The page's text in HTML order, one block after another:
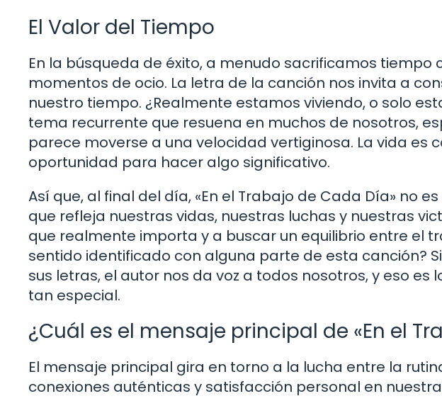
El Valor del Tiempo
En la búsqueda de éxito, a menudo sacrificamos tiempo
momentos de ocio. La letra de la canción nos invita a
nuestro tiempo. ¿Realmente estamos viviendo, o solo
tema recurrente que resuena en muchos de nosotros,
parece moverse a una velocidad vertiginosa. La vida es
oportunidad para hacer algo significativo.
Así que, al final del día, «En el Trabajo de Cada Día» no
que refleja nuestras vidas, nuestras luchas y nuestras
que realmente importa y a buscar un equilibrio entre el
sentido identificado con alguna parte de esta canción?
sus letras, el autor nos da voz a todos nosotros, y eso es
tan especial.
¿Cuál es el mensaje principal de «En el
El mensaje principal gira en torno a la lucha entre la
conexiones auténticas y satisfacción personal en